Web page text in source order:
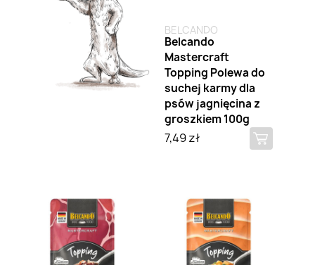
BELCANDO
Belcando
Mastercraft
Topping Polewa do
suchej karmy dla
psów jagnięcina z
groszkiem 100g
7,49 zł